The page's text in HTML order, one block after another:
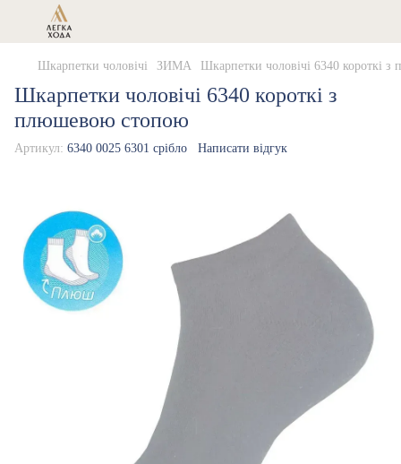
Шкарпетки чоловічі ЗИМА Шкарпетки чоловічі 6340 короткі
Шкарпетки чоловічі 6340 короткі з
плюшевою стопою
Артикул: 6340 0025 6301 срібло Написати відгук